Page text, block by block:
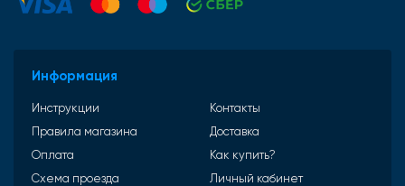
Информация
Инструкции
Контакты
Правила магазина
Доставка
Оплата
Как купить?
Схема проезда
Личный кабинет